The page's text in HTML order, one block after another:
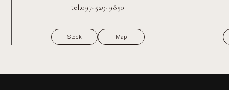
tel.097-529-9850
Stock Map